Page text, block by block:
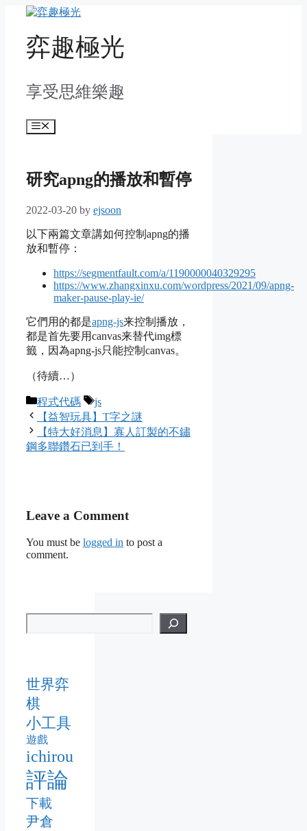
content弈趣極光
享受思維樂趣
Menu
研究apng的播放和暫停
2022-03-20 by ejsoon
以下兩篇文章講如何控制apng的播
放和暫停：
https://segmentfault.com/a/1190000040329295
https://www.zhangxinxu.com/wordpress/2021/09/apng-
maker-pause-play-ie/
它們用的都是apng-js来控制播放，
都是首先要用canvas来替代img標
籤，因為apng-js只能控制canvas。
（待續…）
Categories
程式代碼 Tags
js
【益智玩具】T字之謎
【特大好消息】寡人訂製的不鏽
鋼多聯鑽石已到手！
Leave a Comment
You must be logged in to post a
comment.
世界弈
棋
小工具
遊戲
ichirou
評論
下載
尹倉